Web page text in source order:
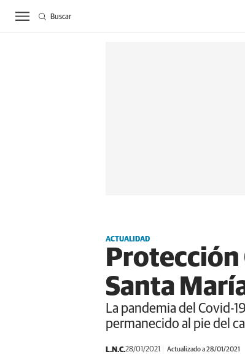
ACTUALIDAD
Buscar
ACTUALIDAD
Santa
La pandemia del Covid-
permanecido al pie del
L.N.C.28/01/2021 Actualizado a 28/01/2021